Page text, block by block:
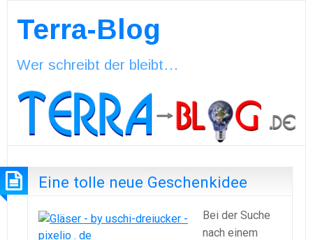
Terra-Blog
Wer schreibt der bleibt…
Eine tolle neue Geschenkidee
Bei der Suche
nach einem